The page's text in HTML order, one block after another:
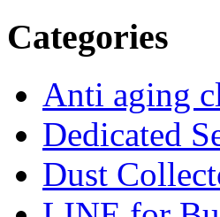
Categories
Anti aging
Dedicated
Dust